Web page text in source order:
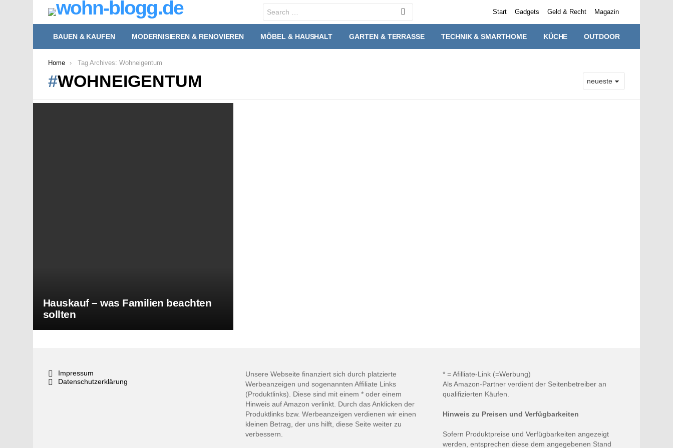
for:
Start Gadgets Geld & Recht Magazin
BAUEN & KAUFEN MODERNISIEREN & RENOVIEREN MÖBEL & HAUSHALT GARTEN & TERRASSE TECHNIK & SMARTHOME KÜCHE OUTDOOR
You are here:
Home Tag Archives: Wohneigentum
WOHNEIGENTUM
LATEST
Hauskauf – was Familien beachten
sollten
Impressum
Datenschutzerklärung
Unsere Webseite finanziert sich durch platzierte
Werbeanzeigen und sogenannten Affiliate Links
(Produktlinks). Diese sind mit einem * oder einem
Hinweis auf Amazon verlinkt. Durch das Anklicken der
Produktlinks bzw. Werbeanzeigen verdienen wir einen
kleinen Betrag, der uns hilft, diese Seite weiter zu
verbessern.
* = Afilliate-Link (=Werbung)
Als Amazon-Partner verdient der Seitenbetreiber an
qualifizierten Käufen.
Hinweis zu Preisen und Verfügbarkeiten
Sofern Produktpreise und Verfügbarkeiten angezeigt
werden, entsprechen diese dem angegebenen Stand